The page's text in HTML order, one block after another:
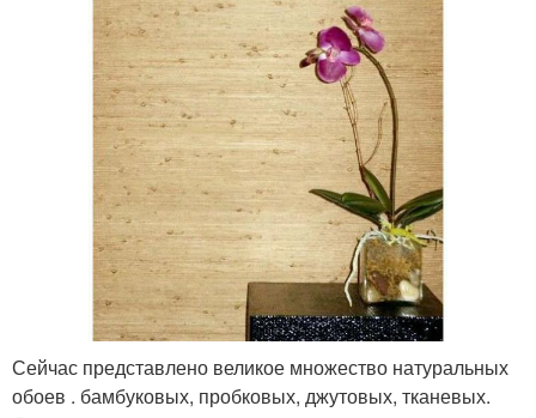
Сейчас представлено великое множество натуральных
обоев . бамбуковых, пробковых, джутовых, тканевых.